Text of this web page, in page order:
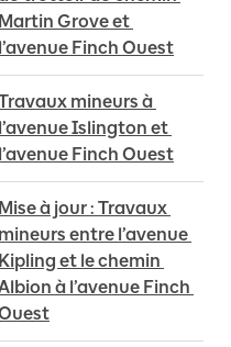
Martin Grove et
l’avenue Finch Ouest
mineurs à
l’avenue Islington et
l’avenue Finch Ouest
Mise à jour : Travaux
mineurs entre l’avenue
Kipling et le chemin
à l’avenue Finch